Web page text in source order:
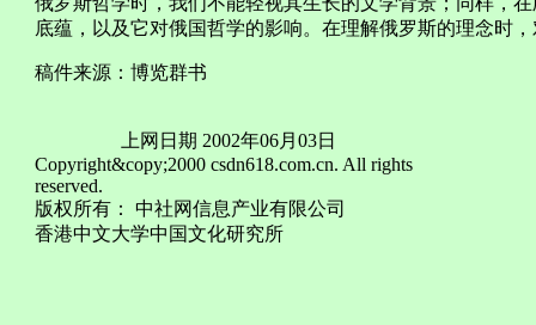
底蕴，以及它对俄国哲学的影响。在理解俄罗斯的理念时
稿件来源：博览群书
上网日期 2002年06月03日
Copyright&copy;2000 csdn618.com.cn. All rights
reserved.
版权所有： 中社网信息产业有限公司
香港中文大学中国文化研究所